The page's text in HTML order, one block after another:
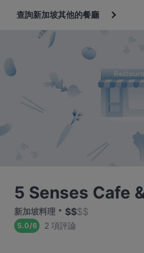
查詢新加坡其他的餐廳
5 Senses Cafe
新加坡料理 $$$$
5.0/6 2 項評論